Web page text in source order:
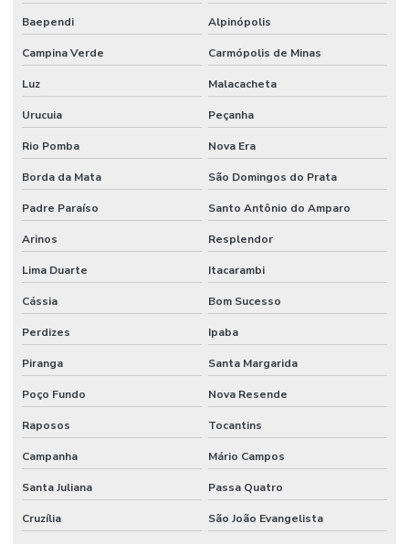
Baependi Alpinópolis
Campina Verde Carmópolis de Minas
Luz Malacacheta
Urucuia Peçanha
Rio Pomba Nova Era
Borda da Mata São Domingos do Prata
Padre Paraíso Santo Antônio do Amparo
Arinos Resplendor
Lima Duarte Itacarambi
Cássia Bom Sucesso
Perdizes Ipaba
Piranga Santa Margarida
Poço Fundo Nova Resende
Raposos Tocantins
Campanha Mário Campos
Santa Juliana Passa Quatro
Cruzília São João Evangelista